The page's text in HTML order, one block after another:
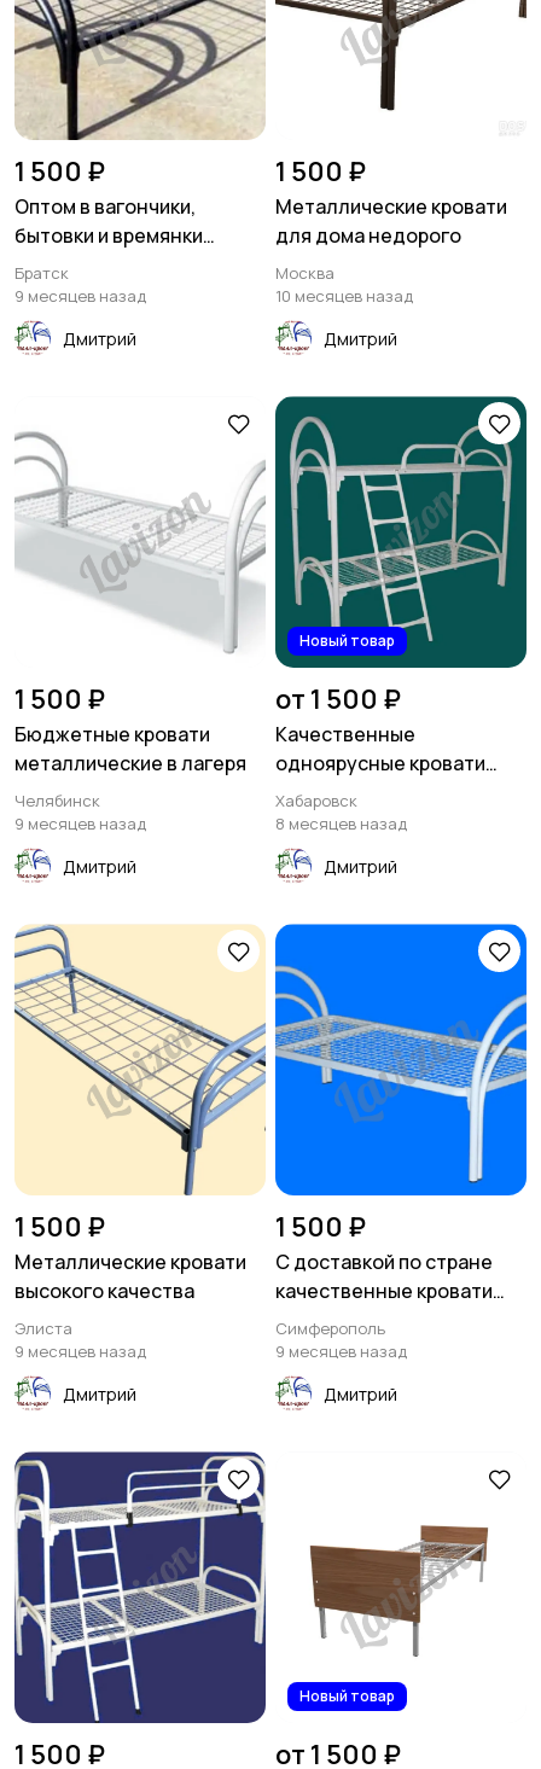
1 500 ₽
Оптом в вагончики,
бытовки и времянки
кровати металлические
Братск
9 месяцев назад
Дмитрий
1 500 ₽
Металлические кровати
для дома недорого
Москва
10 месяцев назад
Дмитрий
1 500 ₽
Бюджетные кровати
металлические в лагеря
Челябинск
9 месяцев назад
Дмитрий
Новый товар
от 1 500 ₽
Качественные
одноярусные кровати
металлические
Хабаровск
8 месяцев назад
Дмитрий
1 500 ₽
Металлические кровати
высокого качества
Элиста
9 месяцев назад
Дмитрий
1 500 ₽
С доставкой по стране
качественные кровати
металлические
Симферополь
9 месяцев назад
Дмитрий
1 500 ₽
Новый товар
от 1 500 ₽